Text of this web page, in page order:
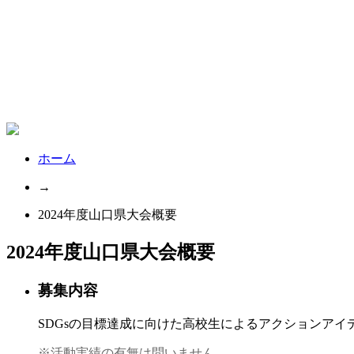
ホーム
→
2024年度山口県大会概要
2024年度山口県大会概要
募集内容
SDGsの目標達成に向けた高校生によるアクションアイ